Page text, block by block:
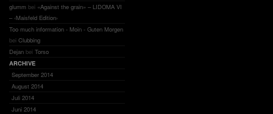
glumm bei «Against the grain» – LIDOMA VI
– ‹Maisfeld Edition›
Too much information - Moin - Guten Morgen
bei Clubbing
Dejan bei Torso
ARCHIVE
September 2014
August 2014
Juli 2014
Juni 2014